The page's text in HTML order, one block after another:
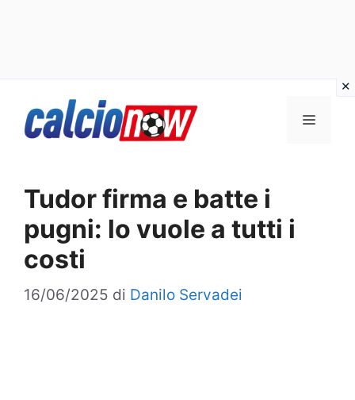
Menu
Tudor firma e batte i
pugni: lo vuole a tutti i
costi
16/06/2025 di Danilo Servadei